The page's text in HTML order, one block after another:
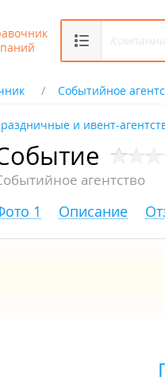
Событийное
и ивент-
агентство
1 Описание